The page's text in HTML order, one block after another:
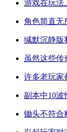
游戏在玩法
角色简直无
缄默沉静版
虽然这些传
许多老玩家
副本中10波
锄头不符合